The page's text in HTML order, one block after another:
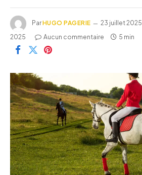
ParHUGO PAGERIE 23 juillet 2025
2025
Aucun commentaire 5 min